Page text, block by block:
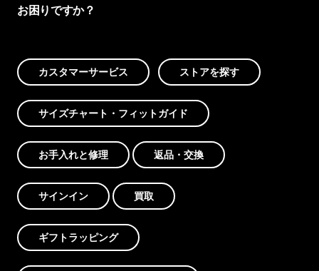
お困りですか？
カスタマーサービス ストアを探す
サイズチャート・フィットガイド
お手入れと修理 返品・交換
サインイン 買取
ギフトラッピング